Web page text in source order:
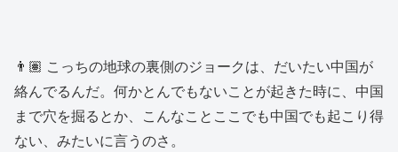
👨🏽 こっちの地球の裏側のジョークは、だいたい中国が
絡んでるんだ。何かとんでもないことが起きた時に、中国
まで穴を掘るとか、こんなことここでも中国でも起こり得
ない、みたいに言うのさ。